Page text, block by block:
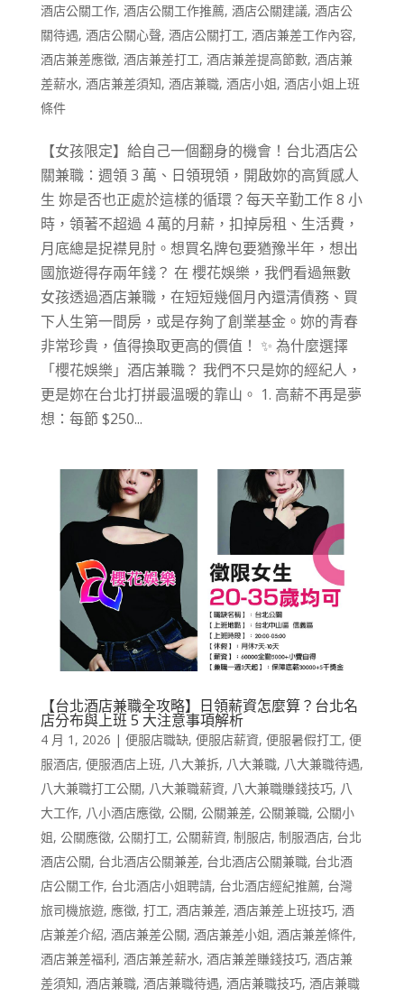
酒店公關工作, 酒店公關工作推薦, 酒店公關建議, 酒店公
關待遇, 酒店公關心聲, 酒店公關打工, 酒店兼差工作內容,
酒店兼差應徵, 酒店兼差打工, 酒店兼差提高節數, 酒店兼
差薪水, 酒店兼差須知, 酒店兼職, 酒店小姐, 酒店小姐上班
條件
【女孩限定】給自己一個翻身的機會！台北酒店公
關兼職：週領 3 萬、日領現領，開啟妳的高質感人
生 妳是否也正處於這樣的循環？每天辛勤工作 8 小
時，領著不超過 4 萬的月薪，扣掉房租、生活費，
月底總是捉襟見肘。想買名牌包要猶豫半年，想出
國旅遊得存兩年錢？ 在 櫻花娛樂，我們看過無數
女孩透過酒店兼職，在短短幾個月內還清債務、買
下人生第一間房，或是存夠了創業基金。妳的青春
非常珍貴，值得換取更高的價值！ ✨ 為什麼選擇
「櫻花娛樂」酒店兼職？ 我們不只是妳的經紀人，
更是妳在台北打拼最溫暖的靠山。 1. 高薪不再是夢
想：每節 $250...
【台北酒店兼職全攻略】日領薪資怎麼算？台北名
店分布與上班 5 大注意事項解析
4 月 1, 2026 | 便服店職缺, 便服店薪資, 便服暑假打工, 便
服酒店, 便服酒店上班, 八大兼拆, 八大兼職, 八大兼職待遇,
八大兼職打工公關, 八大兼職薪資, 八大兼職賺錢技巧, 八
大工作, 八小酒店應徵, 公關, 公關兼差, 公關兼職, 公關小
姐, 公關應徵, 公關打工, 公關薪資, 制服店, 制服酒店, 台北
酒店公關, 台北酒店公關兼差, 台北酒店公關兼職, 台北酒
店公關工作, 台北酒店小姐聘請, 台北酒店經紀推薦, 台灣
旅司機旅遊, 應徵, 打工, 酒店兼差, 酒店兼差上班技巧, 酒
店兼差介紹, 酒店兼差公關, 酒店兼差小姐, 酒店兼差條件,
酒店兼差福利, 酒店兼差薪水, 酒店兼差賺錢技巧, 酒店兼
差須知, 酒店兼職, 酒店兼職待遇, 酒店兼職技巧, 酒店兼職